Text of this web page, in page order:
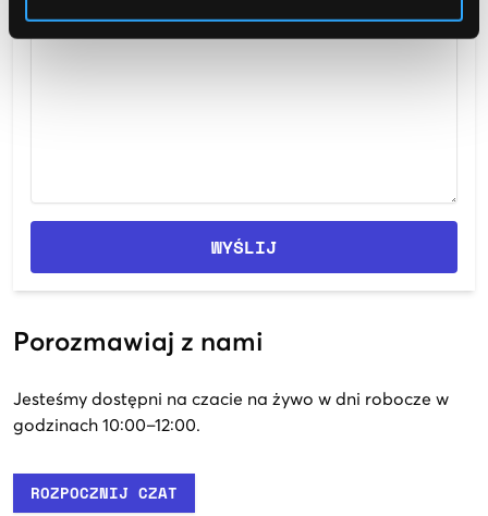
WYŚLIJ
Porozmawiaj z nami
Jesteśmy dostępni na czacie na żywo w dni robocze w
godzinach 10:00–12:00.
ROZPOCZNIJ CZAT